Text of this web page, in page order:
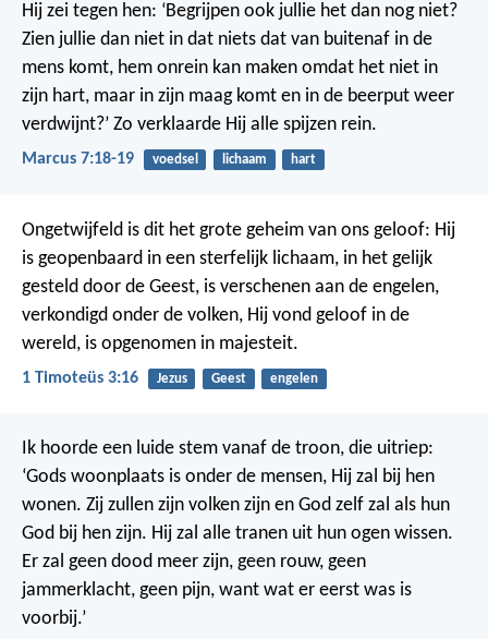
Hij zei tegen hen: ‘Begrijpen ook jullie het dan nog niet?
Zien jullie dan niet in dat niets dat van buitenaf in de
mens komt, hem onrein kan maken omdat het niet in
zijn hart, maar in zijn maag komt en in de beerput weer
verdwijnt?’ Zo verklaarde Hij alle spijzen rein.
Marcus 7:18-19 voedsel lichaam hart
Ongetwijfeld is dit het grote geheim van ons geloof: Hij
is geopenbaard in een sterfelijk lichaam, in het gelijk
gesteld door de Geest, is verschenen aan de engelen,
verkondigd onder de volken, Hij vond geloof in de
wereld, is opgenomen in majesteit.
1 Timoteüs 3:16 Jezus Geest engelen
Ik hoorde een luide stem vanaf de troon, die uitriep:
‘Gods woonplaats is onder de mensen, Hij zal bij hen
wonen. Zij zullen zijn volken zijn en God zelf zal als hun
God bij hen zijn. Hij zal alle tranen uit hun ogen wissen.
Er zal geen dood meer zijn, geen rouw, geen
jammerklacht, geen pijn, want wat er eerst was is
voorbij.’